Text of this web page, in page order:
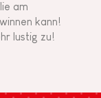
am
kann!
lustig zu!